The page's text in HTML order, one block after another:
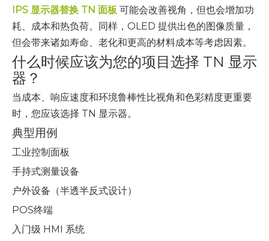
IPS 显示器替换 TN 面板 可能会改善视角，但也会增加功
耗、成本和热负荷。同样，OLED 提供出色的图像质量，
但会带来诸如寿命、老化和更高的材料成本等考虑因素。
什么时候应该为您的项目选择 TN 显示
器？
当成本、响应速度和环境鲁棒性比视角和色彩精度更重要
时，您应该选择 TN 显示器。
典型用例
工业控制面板
手持式测量设备
户外设备（半透半反式设计）
POS终端
入门级 HMI 系统